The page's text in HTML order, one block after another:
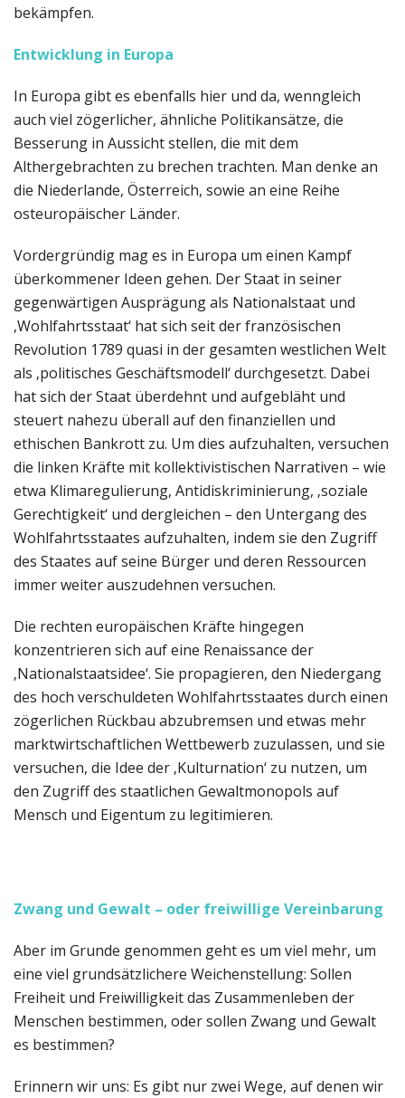
bekämpfen.
Entwicklung in Europa
In Europa gibt es ebenfalls hier und da, wenngleich
auch viel zögerlicher, ähnliche Politikansätze, die
Besserung in Aussicht stellen, die mit dem
Althergebrachten zu brechen trachten. Man denke an
die Niederlande, Österreich, sowie an eine Reihe
osteuropäischer Länder.
Vordergründig mag es in Europa um einen Kampf
überkommener Ideen gehen. Der Staat in seiner
gegenwärtigen Ausprägung als Nationalstaat und
‚Wohlfahrtsstaat‘ hat sich seit der französischen
Revolution 1789 quasi in der gesamten westlichen Welt
als ‚politisches Geschäftsmodell‘ durchgesetzt. Dabei
hat sich der Staat überdehnt und aufgebläht und
steuert nahezu überall auf den finanziellen und
ethischen Bankrott zu. Um dies aufzuhalten, versuchen
die linken Kräfte mit kollektivistischen Narrativen – wie
etwa Klimaregulierung, Antidiskriminierung, ‚soziale
Gerechtigkeit‘ und dergleichen – den Untergang des
Wohlfahrtsstaates aufzuhalten, indem sie den Zugriff
des Staates auf seine Bürger und deren Ressourcen
immer weiter auszudehnen versuchen.
Die rechten europäischen Kräfte hingegen
konzentrieren sich auf eine Renaissance der
‚Nationalstaatsidee‘. Sie propagieren, den Niedergang
des hoch verschuldeten Wohlfahrtsstaates durch einen
zögerlichen Rückbau abzubremsen und etwas mehr
marktwirtschaftlichen Wettbewerb zuzulassen, und sie
versuchen, die Idee der ‚Kulturnation‘ zu nutzen, um
den Zugriff des staatlichen Gewaltmonopols auf
Mensch und Eigentum zu legitimieren.
Zwang und Gewalt – oder freiwillige Vereinbarung
Aber im Grunde genommen geht es um viel mehr, um
eine viel grundsätzlichere Weichenstellung: Sollen
Freiheit und Freiwilligkeit das Zusammenleben der
Menschen bestimmen, oder sollen Zwang und Gewalt
es bestimmen?
Erinnern wir uns: Es gibt nur zwei Wege, auf denen wir